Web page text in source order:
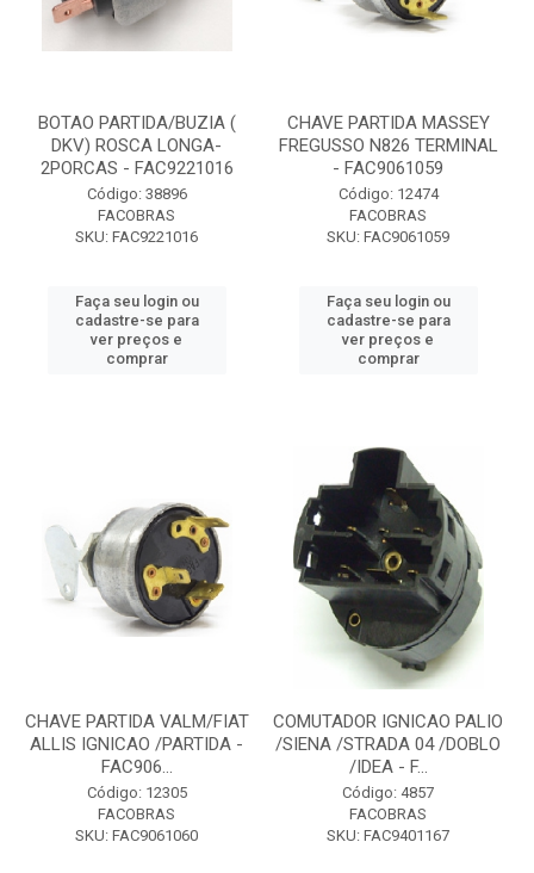
BOTAO PARTIDA/BUZIA (
DKV) ROSCA LONGA-
2PORCAS - FAC9221016
Código: 38896
FACOBRAS
SKU: FAC9221016
Faça seu login ou
cadastre-se para
ver preços e
comprar
CHAVE PARTIDA MASSEY
FREGUSSO N826 TERMINAL
- FAC9061059
Código: 12474
FACOBRAS
SKU: FAC9061059
Faça seu login ou
cadastre-se para
ver preços e
comprar
CHAVE PARTIDA VALM/FIAT
ALLIS IGNICAO /PARTIDA -
FAC906...
Código: 12305
FACOBRAS
SKU: FAC9061060
COMUTADOR IGNICAO PALIO
/SIENA /STRADA 04 /DOBLO
/IDEA - F...
Código: 4857
FACOBRAS
SKU: FAC9401167